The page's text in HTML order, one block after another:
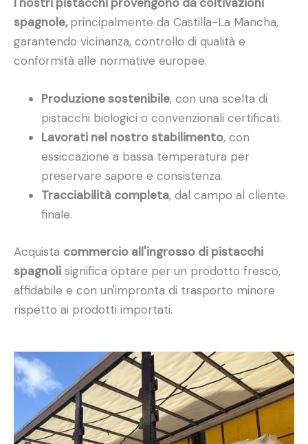
spagnole,principalmente da Castilla-La Mancha,
garantendo vicinanza, controllo di qualità e
conformità alle normative europee.
Produzione sostenibile, con una scelta di
pistacchi biologici o convenzionali certificati.
Lavorati nel nostro stabilimento, con
essiccazione a bassa temperatura per
preservare sapore e consistenza.
Tracciabilità completa, dal campo al cliente
finale.
Acquista commercio all'ingrosso di pistacchi
spagnoli significa optare per un prodotto fresco,
affidabile e con un'impronta di trasporto minore
rispetto ai prodotti importati.